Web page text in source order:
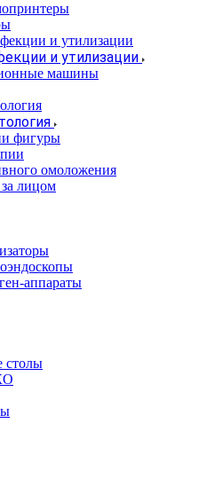
и утилизации
машины
фигуры
омоложения
лицом
аппараты
столы